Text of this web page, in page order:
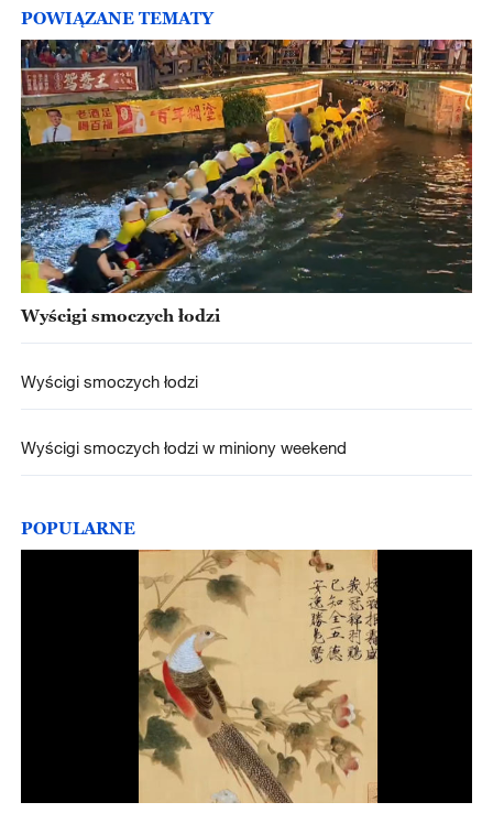
POWIĄZANE TEMATY
Wyścigi smoczych łodzi
Wyścigi smoczych łodzi
Wyścigi smoczych łodzi w miniony weekend
POPULARNE